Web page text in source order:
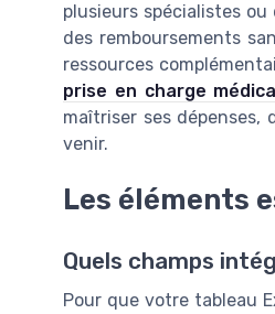
plusieurs spécialistes ou
des remboursements
ressources
prise en charge
maîtriser ses dépenses,
venir.
Les éléments
Quels champs
Pour que votre tableau